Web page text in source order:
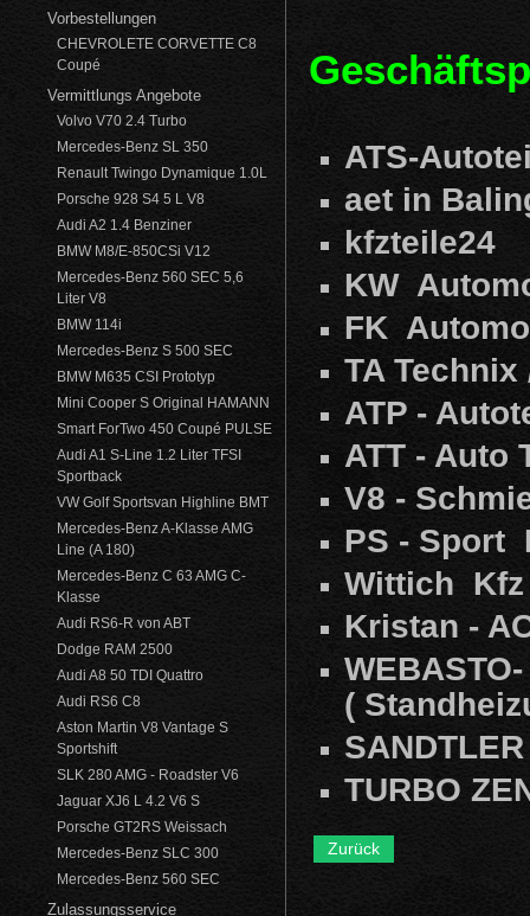
Vorbestellungen
CHEVROLETE CORVETTE C8
Coupé
Vermittlungs Angebote
Volvo V70 2.4 Turbo
Mercedes-Benz SL 350
Renault Twingo Dynamique 1.0L
Porsche 928 S4 5 L V8
Audi A2 1.4 Benziner
BMW M8/E-850CSi V12
Mercedes-Benz 560 SEC 5,6
Liter V8
BMW 114i
Mercedes-Benz S 500 SEC
BMW M635 CSI Prototyp
Mini Cooper S Original HAMANN
Smart ForTwo 450 Coupé PULSE
Audi A1 S-Line 1.2 Liter TFSI
Sportback
VW Golf Sportsvan Highline BMT
Mercedes-Benz A-Klasse AMG
Line (A 180)
Mercedes-Benz C 63 AMG C-
Klasse
Audi RS6-R von ABT
Dodge RAM 2500
Audi A8 50 TDI Quattro
Audi RS6 C8
Aston Martin V8 Vantage S
Sportshift
SLK 280 AMG - Roadster V6
Jaguar XJ6 L 4.2 V6 S
Porsche GT2RS Weissach
Mercedes-Benz SLC 300
Mercedes-Benz 560 SEC
Zulassungsservice
ATS-
aet in
kfzteile24
KW
FK
TA
ATP -
ATT - Auto
V8 -
PS - Sport
Wittich Kfz
Kristan -
(
TURBO
Zurück